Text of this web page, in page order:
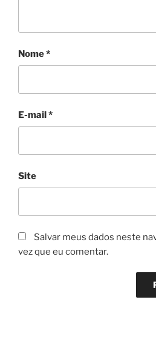
Nome*
E-mail*
Site
Salvar meus dados neste
vez que eu comentar.